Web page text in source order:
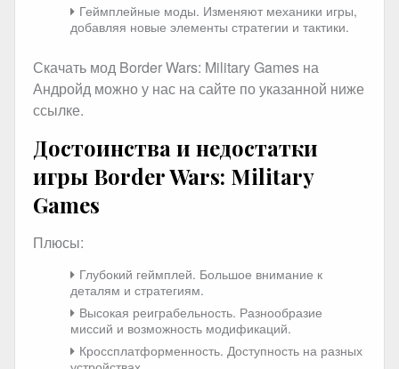
Геймплейные моды. Изменяют механики игры,
добавляя новые элементы стратегии и тактики.
Скачать мод Border Wars: Military Games на
Андройд можно у нас на сайте по указанной ниже
ссылке.
Достоинства и недостатки
игры Border Wars: Military
Games
Плюсы:
Глубокий геймплей. Большое внимание к
деталям и стратегиям.
Высокая реиграбельность. Разнообразие
миссий и возможность модификаций.
Кроссплатформенность. Доступность на разных